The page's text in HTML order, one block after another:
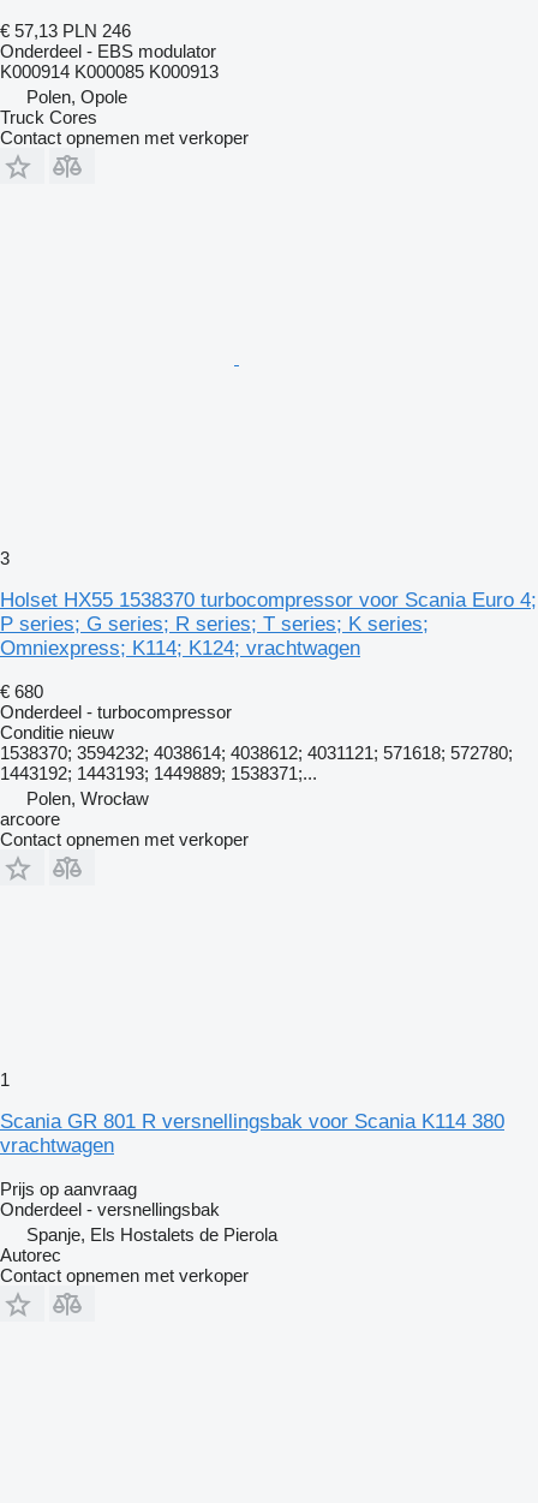
€ 57,13 PLN 246
Onderdeel - EBS modulator
K000914 K000085 K000913
Polen, Opole
Truck Cores
Contact opnemen met verkoper
3
Holset HX55 1538370 turbocompressor voor Scania Euro 4;
P series; G series; R series; T series; K series;
Omniexpress; K114; K124; vrachtwagen
€ 680
Onderdeel - turbocompressor
Conditie nieuw
1538370; 3594232; 4038614; 4038612; 4031121; 571618; 572780;
1443192; 1443193; 1449889; 1538371;...
Polen, Wrocław
arcoore
Contact opnemen met verkoper
1
Scania GR 801 R versnellingsbak voor Scania K114 380
vrachtwagen
Prijs op aanvraag
Onderdeel - versnellingsbak
Spanje, Els Hostalets de Pierola
Autorec
Contact opnemen met verkoper